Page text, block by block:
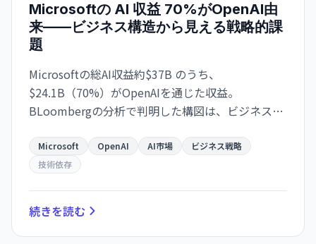
Microsoftの AI 収益 70%がOpenAI由
来——ビジネス構造から見える戦略的課
題
Microsoftの総AI収益約$37B のうち、
$24.1B（70%）がOpenAIを通じた収益。
BLoombergの分析で判明した構図は、ビジネスの
務を浮き彫りにします。
Microsoft OpenAI AI市場
ビジネス戦略
技術依存
続きを読む